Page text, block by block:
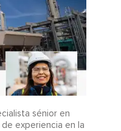
sénior en
experiencia en la